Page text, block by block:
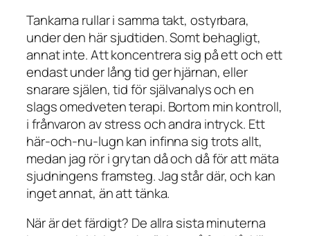
Tankarna rullar i samma takt, ostyrbara,
under den här sjudtiden. Somt behagligt,
annat inte. Att koncentrera sig på ett och ett
endast under lång tid ger hjärnan, eller
snarare själen, tid för självanalys och en
slags omedveten terapi. Bortom min kontroll,
i frånvaron av stress och andra intryck. Ett
här-och-nu-lugn kan infinna sig trots allt,
medan jag rör i grytan då och då för att mäta
sjudningens framsteg. Jag står där, och kan
inget annat, än att tänka.
När är det färdigt? De allra sista minuterna